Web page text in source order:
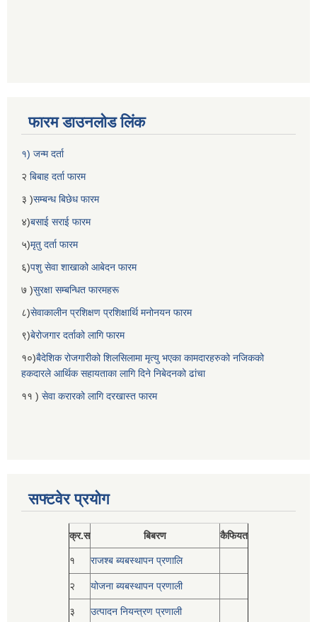
फारम डाउनलोड लिंक
१) जन्म दर्ता
२ बिबाह दर्ता फारम
३ )सम्बन्ध बिछेध फारम
४)बसाई सराई फारम
५)मृतु दर्ता फारम
६)पशु सेवा शाखाको आबेदन फारम
७ )सुरक्षा सम्बन्धित फारमहरू
८)सेवाकालीन प्रशिक्षण प्रशिक्षार्थि मनोनयन फारम
९)बेरोजगार दर्ताको लागि फारम
१०)बैदेशिक रोजगारीको शिलसिलामा मृत्यु भएका कामदारहरुको नजिकको
हकदारले आर्थिक सहायताका लागि दिने निबेदनको ढांचा
११ ) सेवा करारको लागि दरखास्त फारम
सफ्टवेर प्रयोग
क्र.स बिबरण कैफियत
१ राजश्ब ब्यबस्थापन प्रणालि
२ योजना ब्यबस्थापन प्रणाली
३ उत्पादन नियन्त्रण प्रणाली